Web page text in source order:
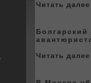
Читать
Читать